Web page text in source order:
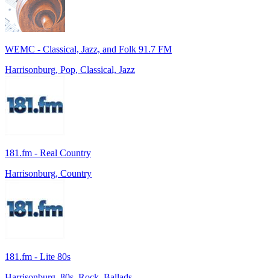
WEMC - Classical, Jazz, and Folk 91.7 FM
Harrisonburg, Pop, Classical, Jazz
181.fm - Real Country
Harrisonburg, Country
181.fm - Lite 80s